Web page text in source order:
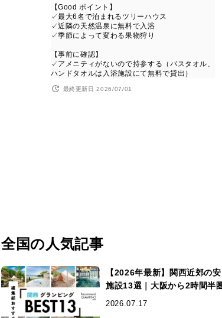
【Good ポイント】
✓最大6名で泊まれるツリーハウス
✓近隣の天然温泉に無料で入浴
✓季節によって変わる果物狩り
【事前に確認】
✓アメニティがないので持参する（バスタオル、
ハンドタオルは入浴施設にて無料で貸出）
最終更新日 2026/07/01
全国の人気記事
【2026年最新】関西近郊の
施設13選｜大阪から2時間半
2026.07.17